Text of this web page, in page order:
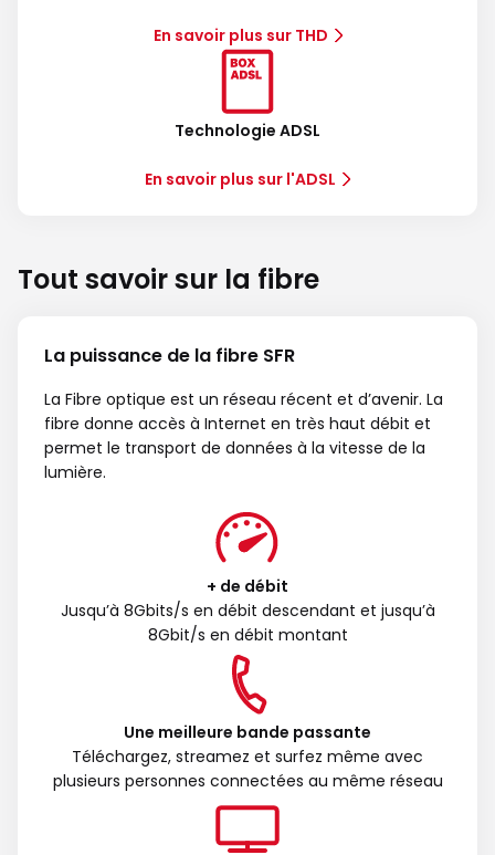
En savoir plus sur THD
Technologie ADSL
En savoir plus sur l'ADSL
Tout savoir sur la fibre
La puissance de la fibre SFR
La Fibre optique est un réseau récent et d’avenir. La
fibre donne accès à Internet en très haut débit et
permet le transport de données à la vitesse de la
lumière.
+ de débit
Jusqu’à 8Gbits/s en débit descendant et jusqu’à
8Gbit/s en débit montant
Une meilleure bande passante
Téléchargez, streamez et surfez même avec
plusieurs personnes connectées au même réseau